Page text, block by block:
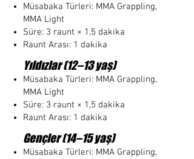
Müsabaka Türleri: MMA Grappling,
MMA Light
Süre: 3 raunt × 1,5 dakika
Raunt Arası: 1 dakika
Yıldızlar (12–13 yaş)
Müsabaka Türleri: MMA Grappling,
MMA Light
Süre: 3 raunt × 1,5 dakika
Raunt Arası: 1 dakika
Gençler (14–15 yaş)
Müsabaka Türleri: MMA Grappling,